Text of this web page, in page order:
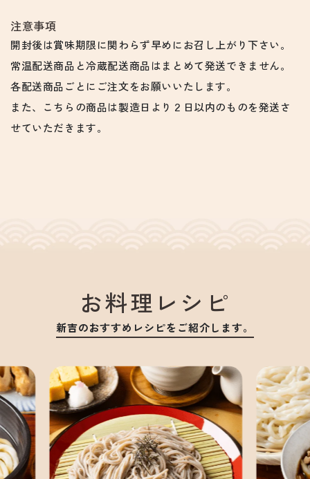
注意事項
開封後は賞味期限に関わらず早めにお召し上がり下さい。
常温配送商品と冷蔵配送商品はまとめて発送できません。
各配送商品ごとにご注文をお願いいたします。
また、こちらの商品は製造日より２日以内のものを発送さ
せていただきます。
お料理レシピ
新吉のおすすめレシピをご紹介します。